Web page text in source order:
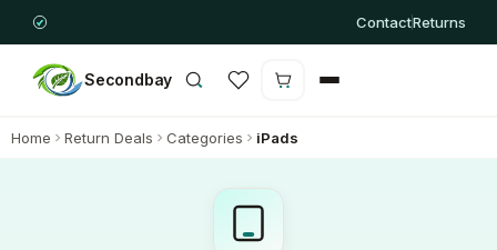
ContactReturns
Secondbay
Cart is empty
Home Return Deals Categories iPads